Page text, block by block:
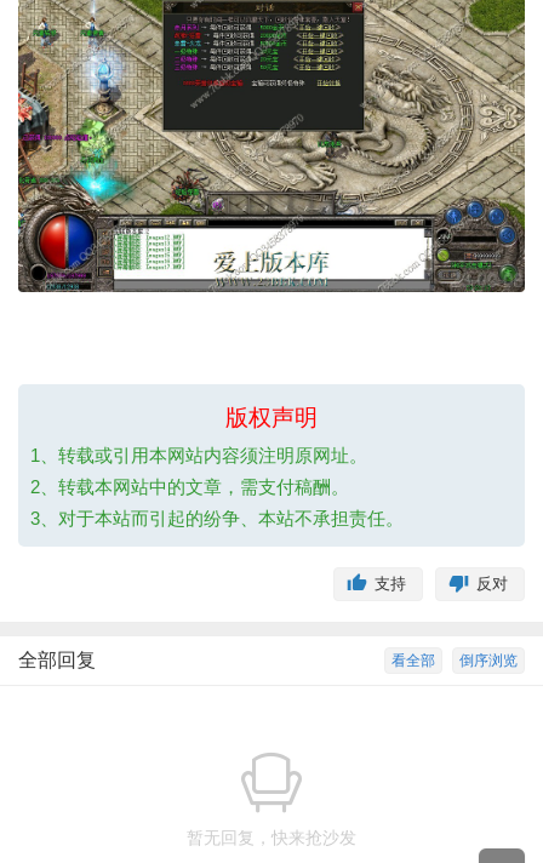
版权声明
1、转载或引用本网站内容须注明原网址。
2、转载本网站中的文章，需支付稿酬。
3、对于本站而引起的纷争、本站不承担责任。
反对
支持
倒序浏览
看全部
全部回复
暂无回复，快来抢沙发